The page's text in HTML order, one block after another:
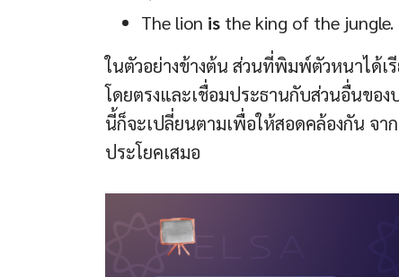
The lion is the king of the
ในตัวอย่างข้างต้น ส่วนที่พิมพ์ตัวหนาได้เ
โดยตรงและเชื่อมประธานกับส่วนอื่นขอ
นี้ก็จะเปลี่ยนตามเพื่อให้สอดคล้องกัน จา
ประโยคเสมอ